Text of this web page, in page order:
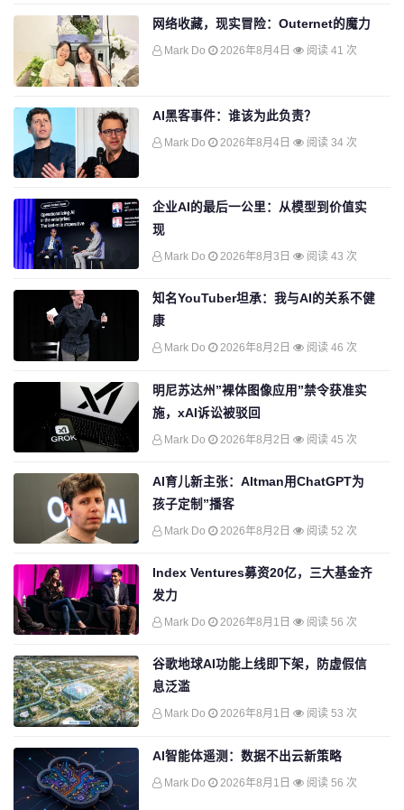
网络收藏，现实冒险：Outernet的魔力
Mark Do 2026年8月4日 阅读 41 次
AI黑客事件：谁该为此负责？
Mark Do 2026年8月4日 阅读 34 次
企业AI的最后一公里：从模型到价值实
现
Mark Do 2026年8月3日 阅读 43 次
知名YouTuber坦承：我与AI的关系不健
康
Mark Do 2026年8月2日 阅读 46 次
明尼苏达州”裸体图像应用”禁令获准实
施，xAI诉讼被驳回
Mark Do 2026年8月2日 阅读 45 次
AI育儿新主张：Altman用ChatGPT为
孩子定制”播客
Mark Do 2026年8月2日 阅读 52 次
Index Ventures募资20亿，三大基金齐
发力
Mark Do 2026年8月1日 阅读 56 次
谷歌地球AI功能上线即下架，防虚假信
息泛滥
Mark Do 2026年8月1日 阅读 53 次
AI智能体遥测：数据不出云新策略
Mark Do 2026年8月1日 阅读 56 次